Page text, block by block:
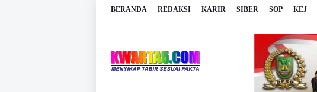
BERANDA REDAKSI KARIR SIBER SOP KEJ